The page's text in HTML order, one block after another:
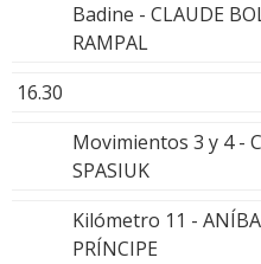
Badine - CLAUDE
RAMPAL
16.30
Movimientos 3 y 4 -
SPASIUK
Kilómetro 11 -
PRÍNCIPE